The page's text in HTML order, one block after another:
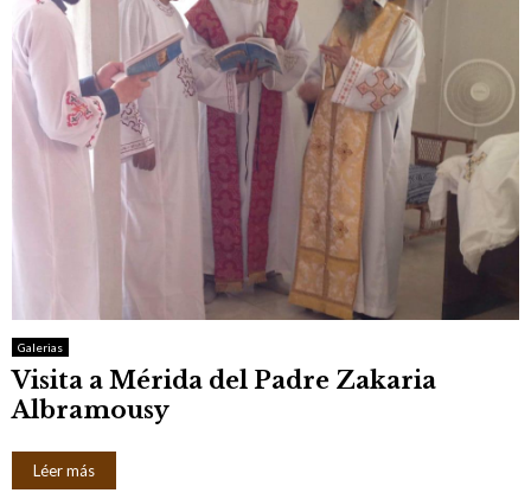
Galerias
Visita a Mérida del Padre Zakaria
Albramousy
Léer más